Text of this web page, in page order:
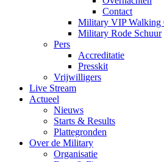
Contact
Military VIP Walking
Military Rode Schuur
Pers
Accreditatie
Presskit
Vrijwilligers
Live Stream
Actueel
Nieuws
Starts & Results
Plattegronden
Over de Military
Organisatie